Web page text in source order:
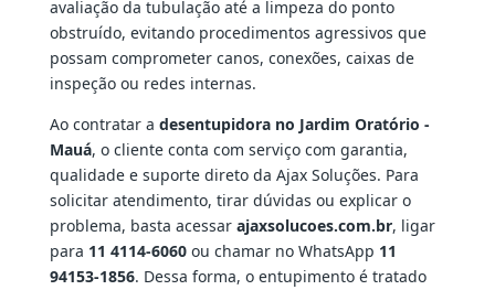
avaliação da tubulação até a limpeza do ponto
obstruído, evitando procedimentos agressivos que
possam comprometer canos, conexões, caixas de
inspeção ou redes internas.
Ao contratar a desentupidora no Jardim Oratório -
Mauá, o cliente conta com serviço com garantia,
qualidade e suporte direto da Ajax Soluções. Para
solicitar atendimento, tirar dúvidas ou explicar o
problema, basta acessar ajaxsolucoes.com.br, ligar
para 11 4114-6060ou chamar no WhatsApp 11
94153-1856. Dessa forma, o entupimento é tratado